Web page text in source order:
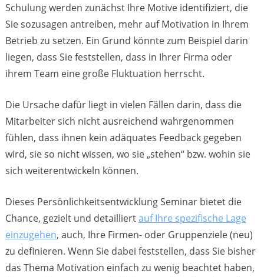
Schulung werden zunächst Ihre Motive identifiziert, die
Sie sozusagen antreiben, mehr auf Motivation in Ihrem
Betrieb zu setzen. Ein Grund könnte zum Beispiel darin
liegen, dass Sie feststellen, dass in Ihrer Firma oder
ihrem Team eine große Fluktuation herrscht.
Die Ursache dafür liegt in vielen Fällen darin, dass die
Mitarbeiter sich nicht ausreichend wahrgenommen
fühlen, dass ihnen kein adäquates Feedback gegeben
wird, sie so nicht wissen, wo sie „stehen“ bzw. wohin sie
sich weiterentwickeln können.
Dieses Persönlichkeitsentwicklung Seminar bietet die
Chance, gezielt und detailliertauf Ihre spezifische Lage
einzugehen, auch, Ihre Firmen- oder Gruppenziele (neu)
zu definieren. Wenn Sie dabei feststellen, dass Sie bisher
das Thema Motivation einfach zu wenig beachtet haben,